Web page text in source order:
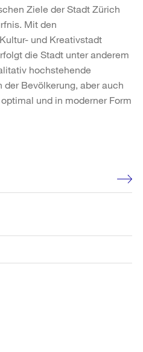
Ziele der Stadt Zürich
Mit den
und Kreativstadt
die Stadt unter anderem
hochstehende
Bevölkerung, aber auch
und in moderner Form